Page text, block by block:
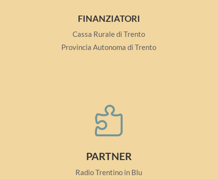
FINANZIATORI
Cassa Rurale di Trento
Provincia Autonoma di Trento

PARTNER
Radio Trentino in Blu